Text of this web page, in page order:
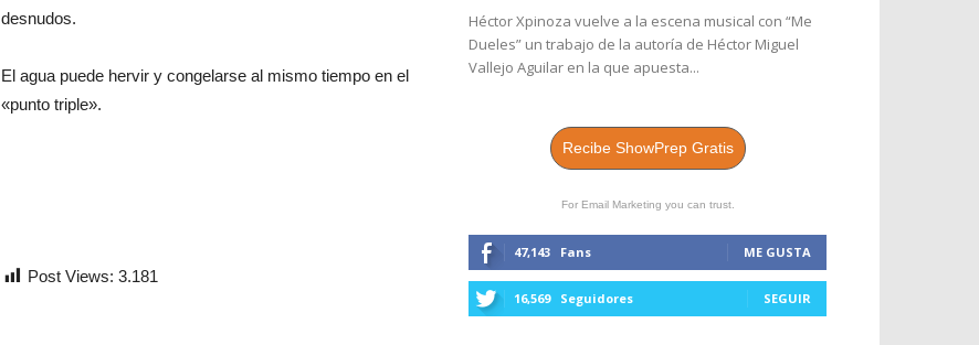
desnudos.
El agua puede hervir y congelarse al mismo tiempo en el
«punto triple».
Post Views: 3.181
Héctor Xpinoza vuelve a la escena musical con “Me
Dueles” un trabajo de la autoría de Héctor Miguel
Vallejo Aguilar en la que apuesta...
Recibe ShowPrep Gratis
For Email Marketing you can trust.
47,143 Fans ME GUSTA
16,569 Seguidores SEGUIR